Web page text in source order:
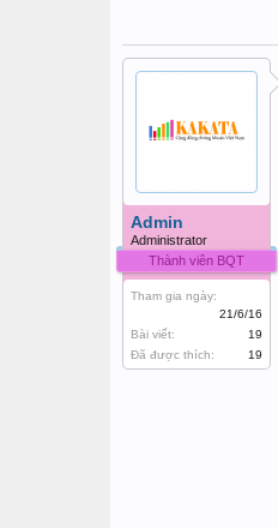
Admin
Administrator
Thành viên BQT
Tham gia ngày:
21/6/16
Bài viết:
19
Đã được thích:
19